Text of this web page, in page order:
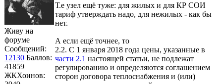
Живу на
форуме
Сообщений:
12130 Баллов:
41859
ЖКХоинов:
Т.е узел ещё туже: для жилых и для КР СОИ
тариф утверждать надо, для нежилых - как бы
нет.
А если ещё точнее, то
2.2. С 1 января 2018 года цены, указанные в
части 2.1 настоящей статьи, не подлежат
регулированию и определяются соглашением
сторон договора теплоснабжения и (или)